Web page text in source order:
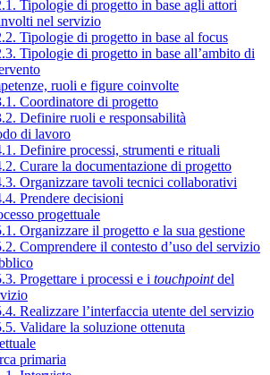
Tipologie di progetto in base agli attori
nel servizio
Tipologie di progetto in base al focus
Tipologie di progetto in base all’ambito di
ruoli e figure coinvolte
Coordinatore di progetto
Definire ruoli e responsabilità
di lavoro
Definire processi, strumenti e rituali
Curare la documentazione di progetto
Organizzare tavoli tecnici collaborativi
Prendere decisioni
progettuale
Organizzare il progetto e la sua gestione
Comprendere il contesto d’uso del servizio
Progettare i processi e i touchpointdel
Realizzare l’interfaccia utente del servizio
Validare la soluzione ottenuta
primaria